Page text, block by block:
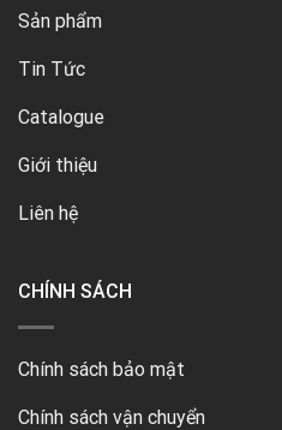
Sản phẩm
Tin Tức
Catalogue
Giới thiệu
Liên hệ
CHÍNH SÁCH
Chính sách bảo mật
Chính sách vận chuyển